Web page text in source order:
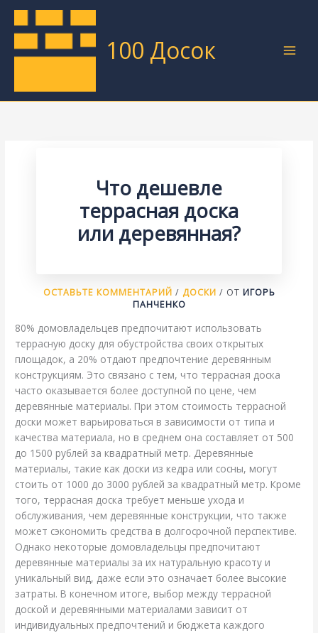
Перейти
содержимому
100 Досок
Что дешевле
террасная доска
или деревянная?
ОСТАВЬТЕ КОММЕНТАРИЙ / ДОСКИ / ОТ ИГОРЬ
ПАНЧЕНКО
80% домовладельцев предпочитают использовать
террасную доску для обустройства своих открытых
площадок, а 20% отдают предпочтение деревянным
конструкциям. Это связано с тем, что террасная доска
часто оказывается более доступной по цене, чем
деревянные материалы. При этом стоимость террасной
доски может варьироваться в зависимости от типа и
качества материала, но в среднем она составляет от 500
до 1500 рублей за квадратный метр. Деревянные
материалы, такие как доски из кедра или сосны, могут
стоить от 1000 до 3000 рублей за квадратный метр. Кроме
того, террасная доска требует меньше ухода и
обслуживания, чем деревянные конструкции, что также
может сэкономить средства в долгосрочной перспективе.
Однако некоторые домовладельцы предпочитают
деревянные материалы за их натуральную красоту и
уникальный вид, даже если это означает более высокие
затраты. В конечном итоге, выбор между террасной
доской и деревянными материалами зависит от
индивидуальных предпочтений и бюджета каждого